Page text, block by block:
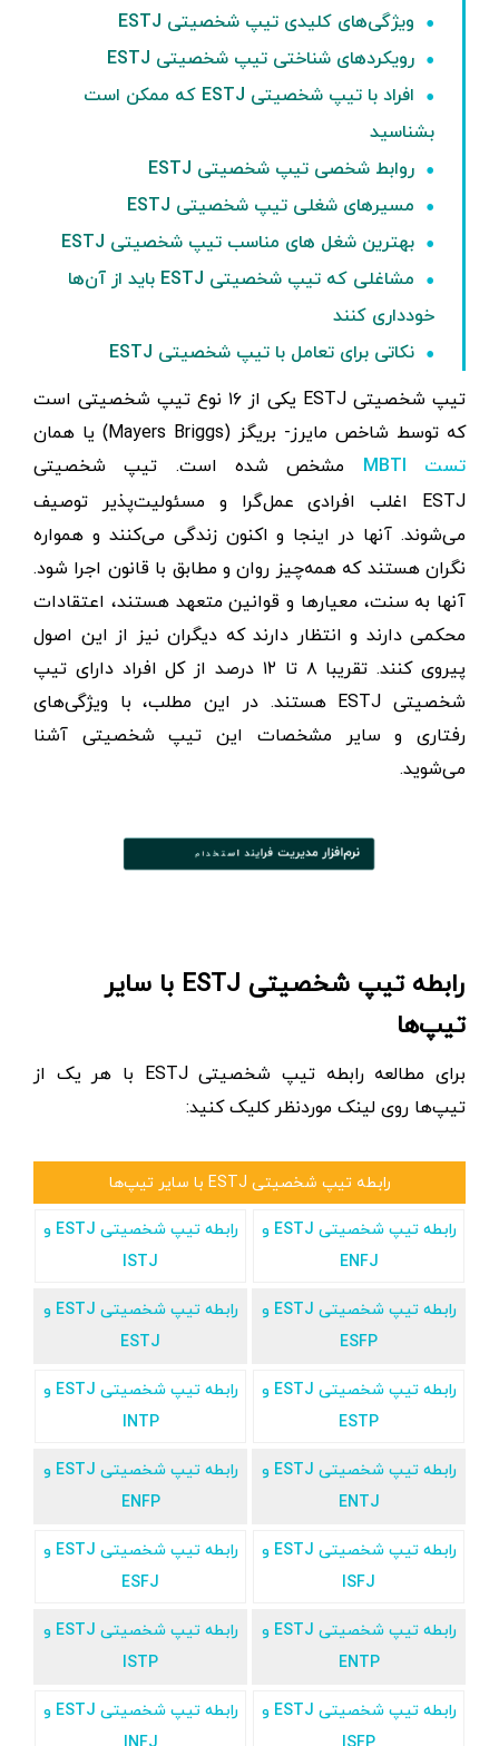
ویژگی‌های کلیدی تیپ شخصیتی ESTJ
رویکردهای شناختی تیپ شخصیتی ESTJ
افراد با تیپ شخصیتی ESTJ که ممکن است
بشناسید
روابط شخصی تیپ شخصیتی ESTJ
مسیرهای شغلی تیپ شخصیتی ESTJ
بهترین شغل های مناسب تیپ شخصیتی ESTJ
مشاغلی که تیپ شخصیتی ESTJ باید از آن‌ها
خودداری کنند
نکاتی برای تعامل با تیپ شخصیتی ESTJ
تیپ شخصیتی ESTJ یکی از ۱۶ نوع تیپ شخصیتی است
که توسط شاخص مایرز- بریگز (Mayers Briggs) یا همان
تست MBTI
مشخص شده است. تیپ شخصیتی
ESTJ اغلب افرادی عمل‌گرا و مسئولیت‌پذیر توصیف
می‌شوند. آنها در اینجا و اکنون زندگی می‌کنند و همواره
نگران هستند که همه‌چیز روان و مطابق با قانون اجرا شود.
آنها به سنت، معیارها و قوانین متعهد هستند، اعتقادات
محکمی دارند و انتظار دارند که دیگران نیز از این اصول
پیروی کنند. تقریبا ۸ تا ۱۲ درصد از کل افراد دارای تیپ
شخصیتی ESTJ هستند. در این مطلب، با ویژگی‌های
رفتاری و سایر مشخصات این تیپ شخصیتی آشنا
می‌شوید.
رابطه تیپ شخصیتی ESTJ با سایر
تیپ‌ها
برای مطالعه رابطه تیپ شخصیتی ESTJ با هر یک از
تیپ‌ها روی لینک موردنظر کلیک کنید:
رابطه تیپ شخصیتی ESTJ با سایر تیپ‌ها
رابطه تیپ شخصیتی ESTJ و
ENFJ
رابطه تیپ شخصیتی ESTJ و
ISTJ
رابطه تیپ شخصیتی ESTJ و
ESFP
رابطه تیپ شخصیتی ESTJ و
ESTJ
رابطه تیپ شخصیتی ESTJ و
ESTP
رابطه تیپ شخصیتی ESTJ و
INTP
رابطه تیپ شخصیتی ESTJ و
ENTJ
رابطه تیپ شخصیتی ESTJ و
ENFP
رابطه تیپ شخصیتی ESTJ و
ISFJ
رابطه تیپ شخصیتی ESTJ و
ESFJ
رابطه تیپ شخصیتی ESTJ و
ENTP
رابطه تیپ شخصیتی ESTJ و
ISTP
رابطه تیپ شخصیتی ESTJ و
رابطه تیپ شخصیتی ESTJ و